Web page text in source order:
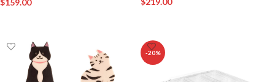
-20%